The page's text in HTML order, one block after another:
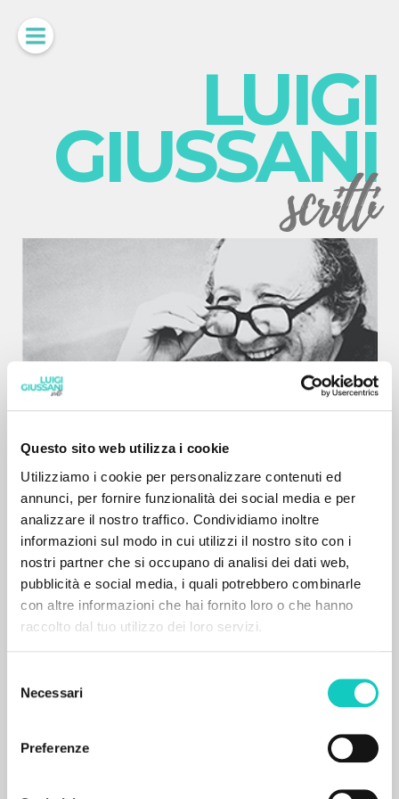
Questo sito web utilizza i cookie
Utilizziamo i cookie per personalizzare contenuti ed
annunci, per fornire funzionalità dei social media e per
analizzare il nostro traffico. Condividiamo inoltre
informazioni sul modo in cui utilizzi il nostro sito con i
nostri partner che si occupano di analisi dei dati web,
pubblicità e social media, i quali potrebbero combinarle
con altre informazioni che hai fornito loro o che hanno
raccolto dal tuo utilizzo dei loro servizi.
delNecessari
Preferenze
LUIGI
GIUSSANI
scritti
A
Z